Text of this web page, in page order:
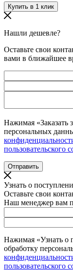
Нашли дешевле?
Оставьте свои
вами в ближайшее
Нажимая «Заказать
персональных
пользовательского
Узнать о
Оставьте свои
Наш менеджер вам
Нажимая «Узнать о
обработку
пользовательского